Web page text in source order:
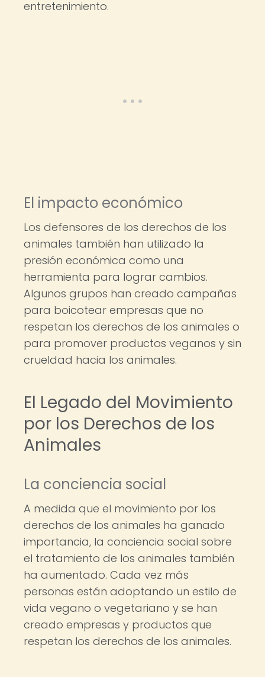
entretenimiento.
El impacto económico
Los defensores de los derechos de los
animales también han utilizado la
presión económica como una
herramienta para lograr cambios.
Algunos grupos han creado campañas
para boicotear empresas que no
respetan los derechos de los animales o
para promover productos veganos y sin
crueldad hacia los animales.
El Legado del Movimiento
por los Derechos de los
Animales
La conciencia social
A medida que el movimiento por los
derechos de los animales ha ganado
importancia, la conciencia social sobre
el tratamiento de los animales también
ha aumentado. Cada vez más
personas están adoptando un estilo de
vida vegano o vegetariano y se han
creado empresas y productos que
respetan los derechos de los animales.